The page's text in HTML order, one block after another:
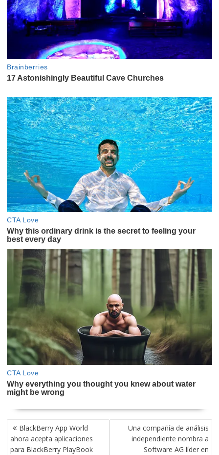
NAVEGACIÓN
DE
ENTRADAS
BlackBerry App World
ahora acepta aplicaciones
para BlackBerry PlayBook
Una compañía de análisis
independiente nombra a
Software AG líder en